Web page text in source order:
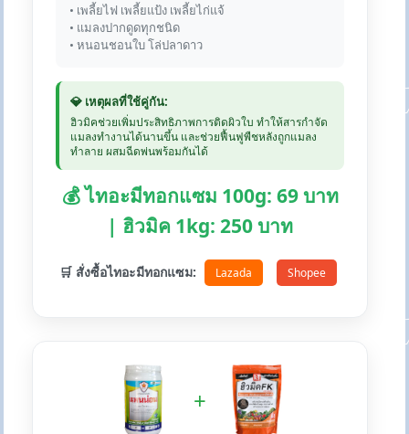
• เพลี้ยไฟ เพลี้ยแป้ง เพลี้ยไก่แจ้
• แมลงปากดูดทุกชนิด
• หนอนชอนใบ โล่ปลาดาว
💎 เหตุผลที่ใช้คู่กัน:
ฮิวมิคช่วยเพิ่มประสิทธิภาพการติดผิวใบ ทำให้สารกำจัด
แมลงทำงานได้นานขึ้น และช่วยฟื้นฟูพืชหลังถูกแมลง
ทำลาย ผสมฉีดพ่นพร้อมกันได้
💰 ไทอะมีทอกแซม 100g: 69 บาท
| ฮิวมิค 1kg: 250 บาท
🛒 สั่งซื้อไทอะมีทอกแซม: Lazada Shopee
+